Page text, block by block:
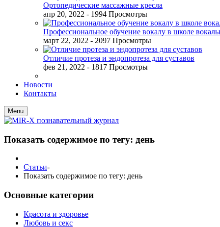
Ортопедические массажные кресла
апр 20, 2022 - 1994 Просмотры
Профессиональное обучение вокалу в школе
март 22, 2022 - 2097 Просмотры
Отличие протеза и эндопротеза для суставов
фев 21, 2022 - 1817 Просмотры
Новости
Контакты
Menu
Показать содержимое по тегу: день
Статьи-
Показать содержимое по тегу: день
Основные категории
Красота и здоровье
Любовь и секс